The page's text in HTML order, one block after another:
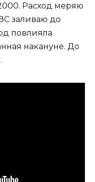
Расход меряю
заливаю до
повлияла
накануне. До